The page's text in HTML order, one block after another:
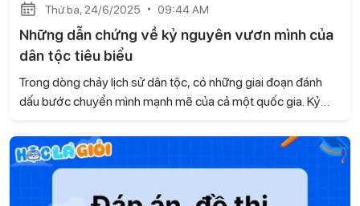
Thứ ba, 24/6/2025 09:44 AM
Những dẫn chứng về kỷ nguyên vươn mình của
dân tộc tiêu biểu
Trong dòng chảy lịch sử dân tộc, có những giai đoạn đánh
dấu bước chuyển mình mạnh mẽ của cả một quốc gia. Kỷ
như thế - nơi khát vọng hùng cường được cụ thể hóa bằng
hành động và thành tựu. Học là Giỏi sẽ cung cấp những dẫn
chứng về kỷ nguyên vươn mình của dân tộc để giúp bạn xây
dựng bài văn nghị luận xã hội hay và dễ dàng đạt điểm cao